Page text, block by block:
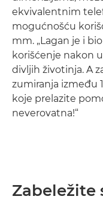
ekvivalentnim
mogućnošću
mm. „Lagan je i
korišćenje nakon
divljih životinja. A
zumiranja između
koje prelazite
neverovatna!“
Zabeležite